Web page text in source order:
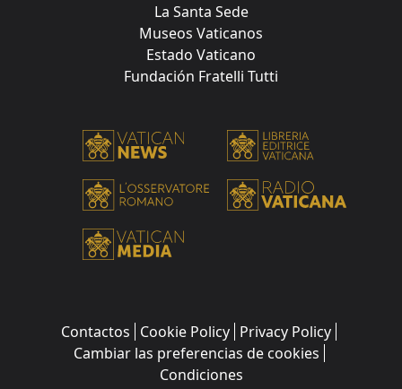
La Santa Sede
Museos Vaticanos
Estado Vaticano
Fundación Fratelli Tutti
Contactos Cookie Policy Privacy Policy
Cambiar las preferencias de cookies
Condiciones